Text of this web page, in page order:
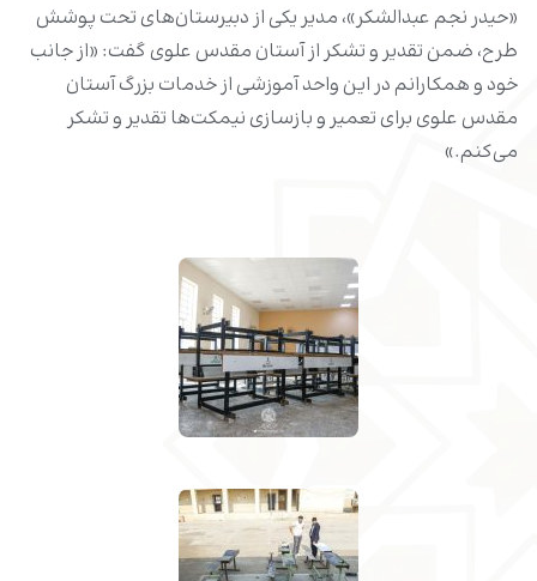
«حیدر نجم عبدالشکر»، مدیر یکی از دبیرستان‌های تحت پوشش
طرح، ضمن تقدیر و تشکر از آستان مقدس علوی گفت: «از جانب
خود و همکارانم در این واحد آموزشی از خدمات بزرگ آستان
مقدس علوی برای تعمیر و بازسازی نیمکت‌ها تقدیر و تشکر
می‌کنم.»